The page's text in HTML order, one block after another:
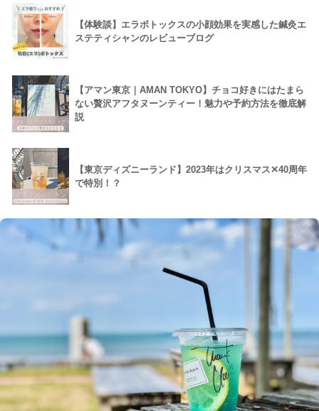
【体験談】エラボトックスの小顔効果を実感した鍼灸エ
ステティシャンのレビューブログ
【アマン東京｜AMAN TOKYO】チョコ好きにはたまら
ない贅沢アフタヌーンティー！魅力や予約方法を徹底解
説
【東京ディズニーランド】2023年はクリスマス✕40周年
で特別！？